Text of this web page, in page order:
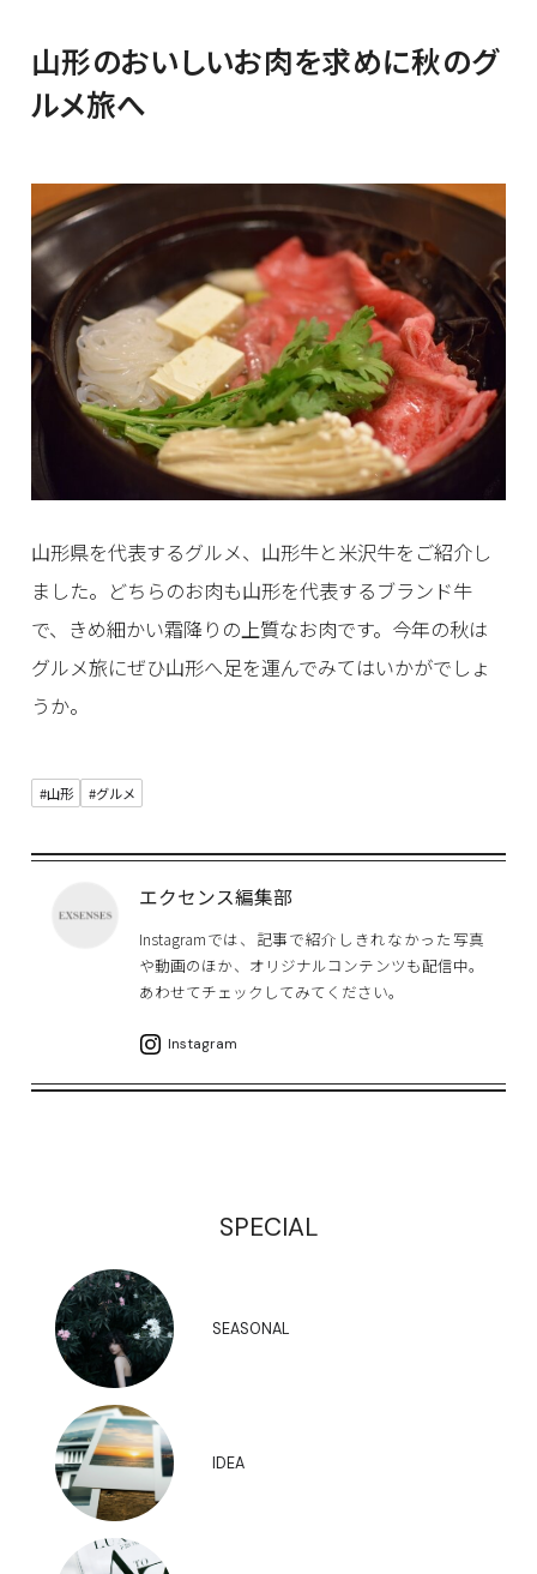
山形のおいしいお肉を求めに秋のグ
ルメ旅へ
山形県を代表するグルメ、山形牛と米沢牛をご紹介し
ました。どちらのお肉も山形を代表するブランド牛
で、きめ細かい霜降りの上質なお肉です。今年の秋は
グルメ旅にぜひ山形へ足を運んでみてはいかがでしょ
うか。
#山形 #グルメ
エクセンス編集部
Instagramでは、記事で紹介しきれなかった写真
や動画のほか、オリジナルコンテンツも配信中。
あわせてチェックしてみてください。
Instagram
SPECIAL
SEASONAL
IDEA